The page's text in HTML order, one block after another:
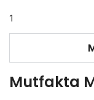
1
Mutfakta